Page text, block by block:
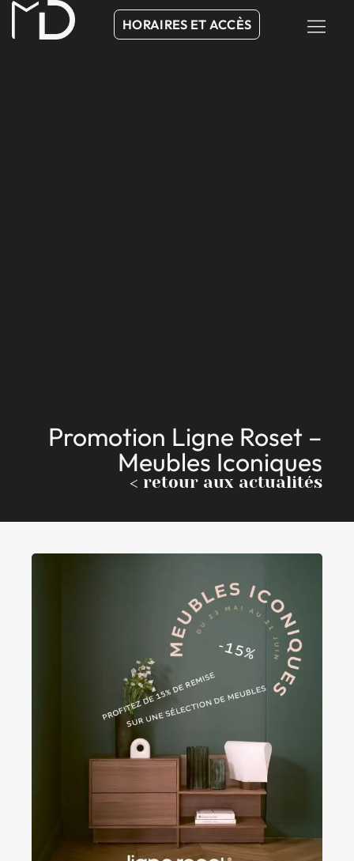
HORAIRES ET ACCÈS
Promotion Ligne Roset –
Meubles Iconiques
< retour aux actualités